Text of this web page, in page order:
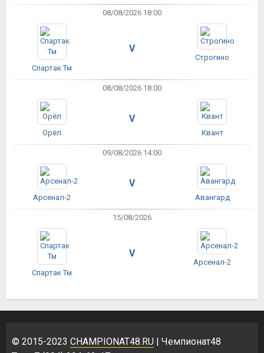
08/08/2026 18:00
Спартак Тм
V
Строгино
08/08/2026 18:00
Орёл
V
Квант
09/08/2026 14:00
Арсенал-2
V
Авангард
15/08/2026
Спартак Тм
V
Арсенал-2
© 2015-2023 CHAMPIONAT48.RU | Чемпионат48